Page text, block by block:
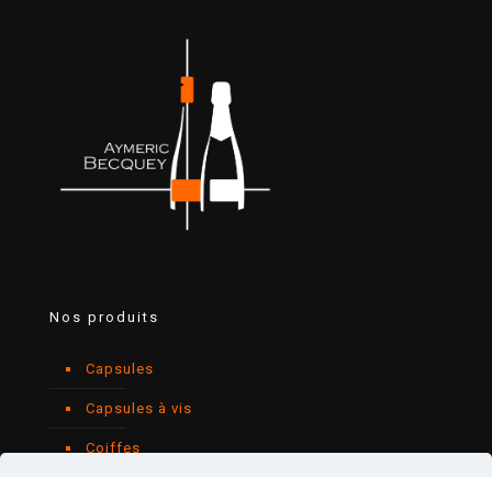
Nos produits
Capsules
Capsules à vis
Coiffes